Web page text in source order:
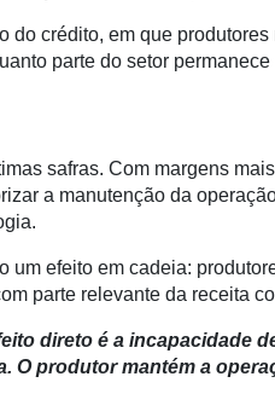
do crédito, em que
parte do setor
safras. Com margens
a manutenção da
um efeito em cadeia:
parte relevante da receita
direto é a incapacidade
O produtor mantém a